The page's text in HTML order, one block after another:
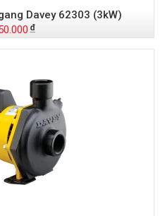
Davey 62303 (3kW)